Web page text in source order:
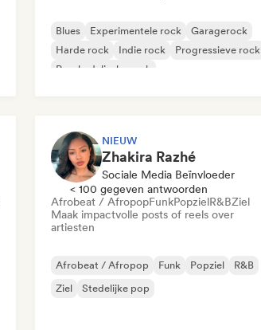
Blues Experimentele rock
Garagerock
Harde rock
Indie rock
Progressieve rock
Psychedelische rock
NIEUW
Zhakira Razhé
Sociale Media Beïnvloeder
< 100 gegeven antwoorden
Afrobeat / AfropopFunkPopzielR&BZiel
Maak impactvolle posts of reels over
artiesten
Afrobeat / Afropop Funk Popziel
R&B
Ziel
Stedelijke pop